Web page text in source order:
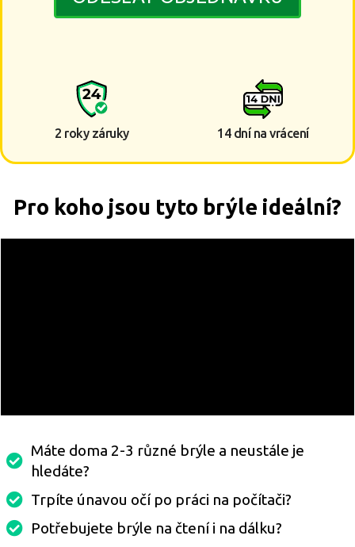
2 roky záruky 14 dní na vrácení
Pro koho jsou tyto brýle ideální?
Máte doma 2-3 různé brýle a neustále je
hledáte?
Trpíte únavou očí po práci na počítači?
Potřebujete brýle na čtení i na dálku?